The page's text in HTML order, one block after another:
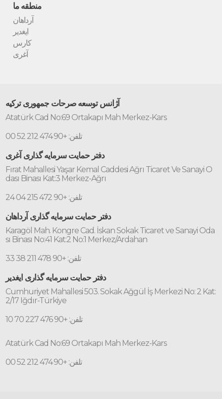
منطقه ما
آرداهان
ایغدیر
کارس
آغری
آژانس توسعه صرحات جمهوری ترکیه
Atatürk Cad No:69 Ortakapı Mah Merkez-Kars
تلفن: +90 474 212 52 00
دفتر حمایت سرمایه گذاری آغری
Fırat Mahallesi Yaşar Kemal Caddesi Ağrı Ticaret Ve Sanayi O
dası Binası Kat:3 Merkez-Ağrı
تلفن: +90 472 215 04 24
دفتر حمایت سرمایه گذاری آرداهان
Karagöl Mah. Kongre Cad. İskan Sokak Ticaret ve Sanayi Oda
sı Binası No:41 Kat:2 No:1 Merkez/Ardahan
تلفن: +90 478 211 38 33
دفتر حمایت سرمایه گذاری ایغدیر
Cumhuriyet Mahallesi 503. Sokak Ağgül İş Merkezi No: 2 Kat:
2/17 Iğdır-Türkiye
تلفن: +90 476 227 70 10
Atatürk Cad No:69 Ortakapı Mah Merkez-Kars
تلفن: +90 474 212 52 00